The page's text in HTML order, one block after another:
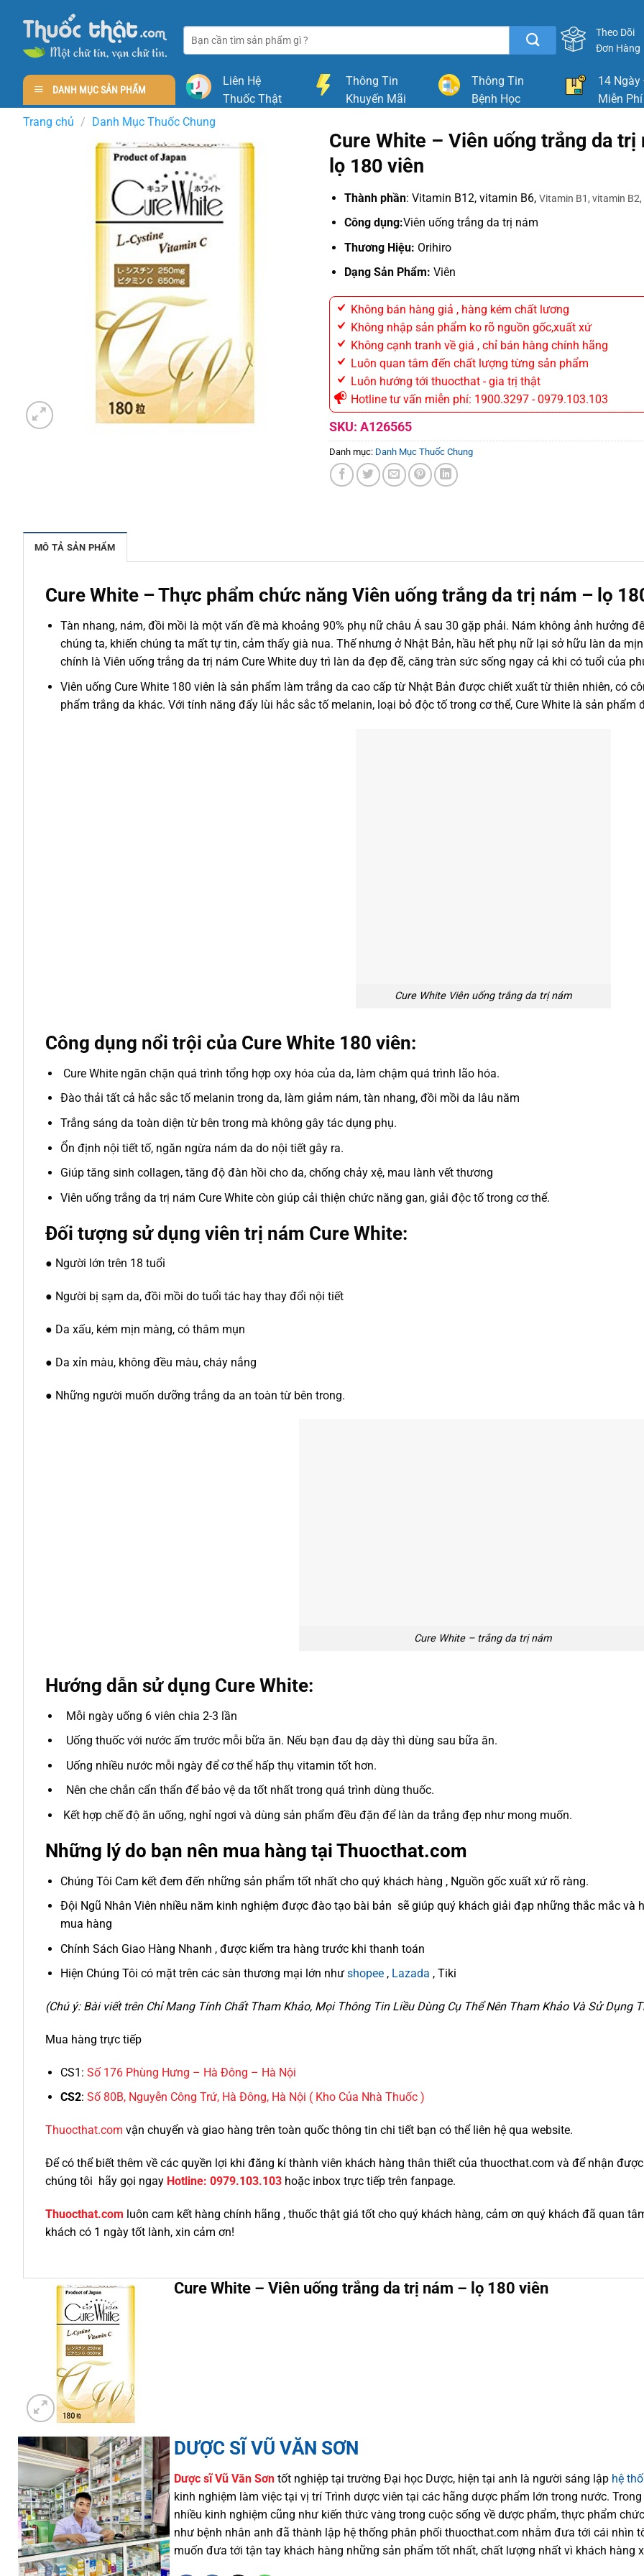
content
kiếm:
Theo Dõi
Đơn Hàng
DANH MỤC SẢN PHẨM
Liên Hệ
Thuốc Thật
Thông Tin
Khuyến Mãi
Thông Tin
Bệnh Học
14 Ngày
Miễn
Trang chủ / Danh Mục Thuốc Chung
Cure White – Viên uống trắng da trị
lọ 180 viên
Thành phần: Vitamin B12, vitamin B6, Vitamin B1, vitamin B2,
Công dụng:Viên uống trắng da trị nám
Thương Hiệu: Orihiro
Dạng Sản Phẩm: Viên
Không bán hàng giả , hàng kém chất lương
Không nhập sản phẩm ko rõ nguồn gốc,xuất xứ
Không cạnh tranh về giá , chỉ bán hàng chính hãng
Luôn quan tâm đến chất lượng từng sản phẩm
Luôn hướng tới thuocthat - gia trị thật
Hotline tư vấn miễn phí: 1900.3297 - 0979.103.103
SKU: A126565
Danh mục: Danh Mục Thuốc Chung
MÔ TẢ SẢN PHẨM
Cure White – Thực phẩm chức năng Viên uống trắng da trị nám – lọ
Tàn nhang, nám, đồi mồi là một vấn đề mà khoảng 90% phụ nữ châu Á sau 30 gặp phải. Nám không ảnh hưởng
chúng ta, khiến chúng ta mất tự tin, cảm thấy già nua. Thế nhưng ở Nhật Bản, hầu hết phụ nữ lại sở hữu làn da
chính là Viên uống trắng da trị nám Cure White duy trì làn da đẹp đẽ, căng tràn sức sống ngay cả khi có tuổi của
Viên uống Cure White 180 viên là sản phẩm làm trắng da cao cấp từ Nhật Bản được chiết xuất từ thiên nhiên, có
phẩm trắng da khác. Với tính năng đẩy lùi hắc sắc tố melanin, loại bỏ độc tố trong cơ thể, Cure White là sản phẩm
Cure White Viên uống trắng da trị nám
Công dụng nổi trội của Cure White 180 viên:
Cure White ngăn chặn quá trình tổng hợp oxy hóa của da, làm chậm quá trình lão hóa.
Đào thải tất cả hắc sắc tố melanin trong da, làm giảm nám, tàn nhang, đồi mồi da lâu năm
Trắng sáng da toàn diện từ bên trong mà không gây tác dụng phụ.
Ổn định nội tiết tố, ngăn ngừa nám da do nội tiết gây ra.
Giúp tăng sinh collagen, tăng độ đàn hồi cho da, chống chảy xệ, mau lành vết thương
Viên uống trắng da trị nám Cure White còn giúp cải thiện chức năng gan, giải độc tố trong cơ thể.
Đối tượng sử dụng viên trị nám Cure White:
● Người lớn trên 18 tuổi
● Người bị sạm da, đồi mồi do tuổi tác hay thay đổi nội tiết
● Da xấu, kém mịn màng, có thâm mụn
● Da xỉn màu, không đều màu, cháy nắng
● Những người muốn dưỡng trắng da an toàn từ bên trong.
Cure White – trắng da trị nám
Hướng dẫn sử dụng Cure White:
Mỗi ngày uống 6 viên chia 2-3 lần
Uống thuốc với nước ấm trước mỗi bữa ăn. Nếu bạn đau dạ dày thì dùng sau bữa ăn.
Uống nhiều nước mỗi ngày để cơ thể hấp thụ vitamin tốt hơn.
Nên che chắn cẩn thẩn để bảo vệ da tốt nhất trong quá trình dùng thuốc.
Kết hợp chế độ ăn uống, nghỉ ngơi và dùng sản phẩm đều đặn để làn da trắng đẹp như mong muốn.
Những lý do bạn nên mua hàng tại Thuocthat.com
Chúng Tôi Cam kết đem đến những sản phẩm tốt nhất cho quý khách hàng , Nguồn gốc xuất xứ rõ ràng.
Đội Ngũ Nhân Viên nhiều năm kinh nghiệm được đào tạo bài bản sẽ giúp quý khách giải đạp những thắc mắc và
mua hàng
Chính Sách Giao Hàng Nhanh , được kiểm tra hàng trước khi thanh toán
Hiện Chúng Tôi có mặt trên các sàn thương mại lớn như shopee, Lazada , Tiki
(Chú ý: Bài viết trên Chỉ Mang Tính Chất Tham Khảo, Mọi Thông Tin Liều Dùng Cụ Thể Nên Tham Khảo Và Sử Dụng
Mua hàng trực tiếp
CS1: Số 176 Phùng Hưng – Hà Đông – Hà Nội
CS2: Số 80B, Nguyễn Công Trứ, Hà Đông, Hà Nội ( Kho Của Nhà Thuốc )
Thuocthat.com vận chuyển và giao hàng trên toàn quốc thông tin chi tiết bạn có thể liên hệ qua website.
Để có thể biết thêm về các quyền lợi khi đăng kí thành viên khách hàng thân thiết của thuocthat.com và để nhận
chúng tôi hãy gọi ngay Hotline: 0979.103.103 hoặc inbox trực tiếp trên fanpage.
Thuocthat.com luôn cam kết hàng chính hãng , thuốc thật giá tốt cho quý khách hàng, cảm ơn quý khách đã quan
khách có 1 ngày tốt lành, xin cảm ơn!
Cure White – Viên uống trắng da trị nám – lọ 180 viên
DƯỢC SĨ VŨ VĂN SƠN
Dược sĩVũ Văn Sơntốt nghiệp tại trường Đại học Dược, hiện tại anh là người sáng lập hệ
kinh nghiệm làm việc tại vị trí Trình dược viên tại các hãng dược phẩm lớn trong nước.
nhiều kinh nghiệm cũng nhưkiến thức vàng trong cuộc sống về dược phẩm,thực phẩm
nhưbệnh nhân anh đã thành lập hệ thống phân phối thuocthat.com nhằm đưa tới cái nhìn
muốn đưa tới tận tay khách hàng những sản phẩm tốt nhất, chất lượng nhất vì khách hàng